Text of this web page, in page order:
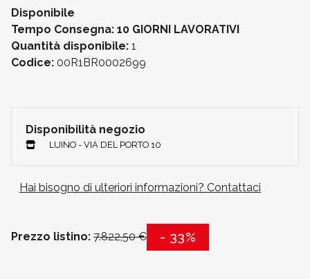
Disponibile
Tempo Consegna: 10 GIORNI LAVORATIVI
Quantità disponibile: 1
Codice: 00R1BR0002699
Disponibilità negozio
LUINO - VIA DEL PORTO 10
Hai bisogno di ulteriori informazioni? Contattaci
Prezzo listino: 7.822,50 € - 33%